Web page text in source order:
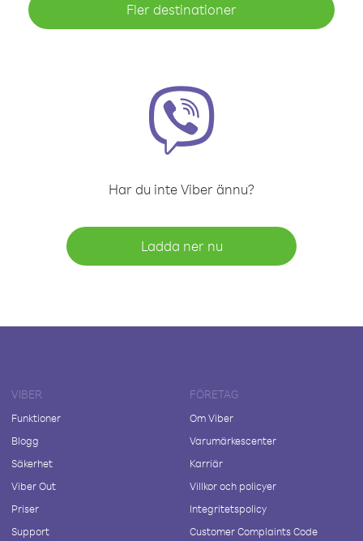
Fler destinationer
Har du inte Viber ännu?
Ladda ner nu
VIBER
Funktioner
Blogg
Säkerhet
Viber Out
Priser
Support
FÖRETAG
Om Viber
Varumärkescenter
Karriär
Villkor och policyer
Integritetspolicy
Customer Complaints Code